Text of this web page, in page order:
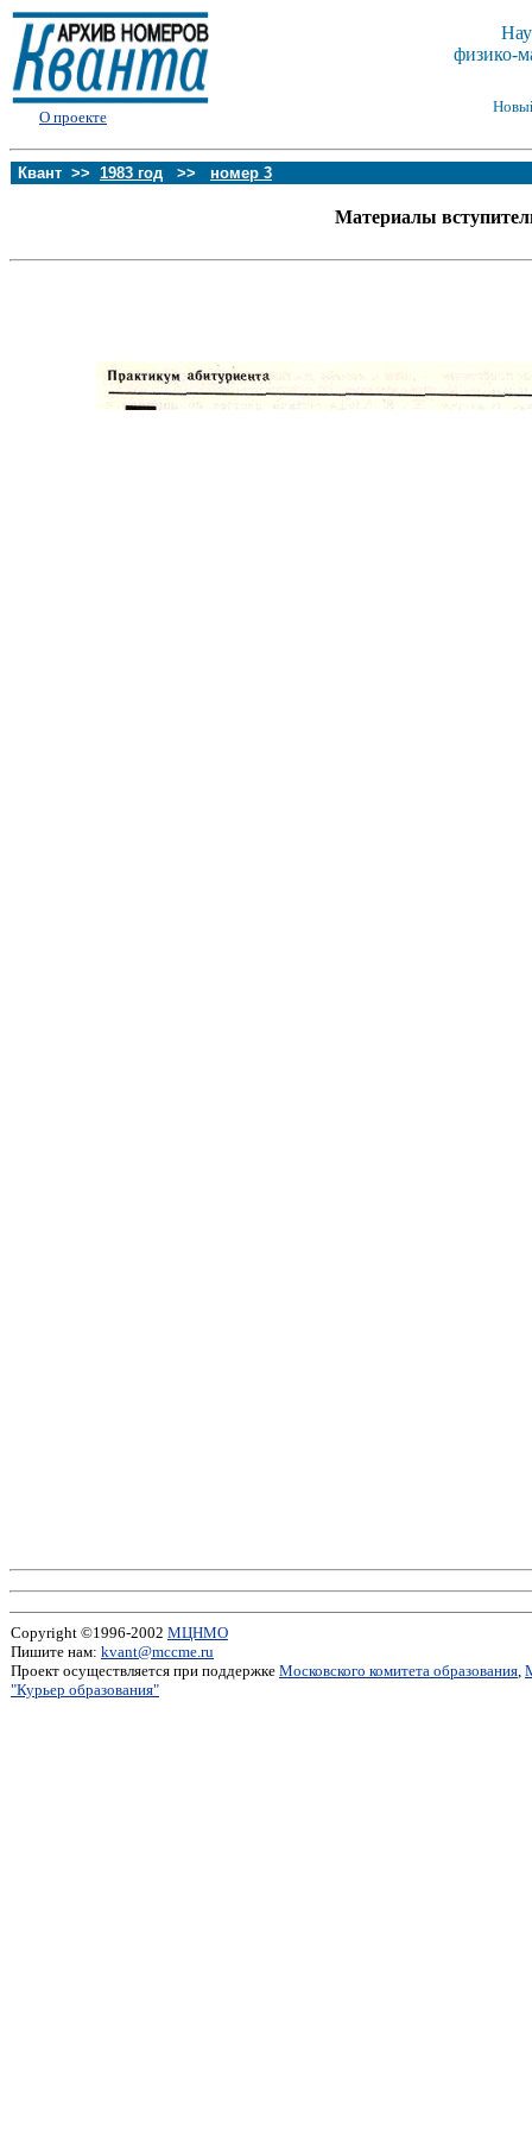
О проекте
физико-
Квант >> 1983 год >> номер 3
Материалы
Copyright ©1996-2002 МЦНМО
Пишите нам: kvant@mccme.ru
Проект осуществляется при поддержке Московского комитета образования,
"Курьер образования"